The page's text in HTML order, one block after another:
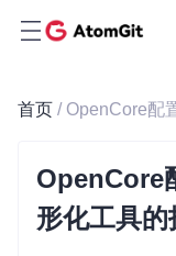
首页
OpenCore
形化工具